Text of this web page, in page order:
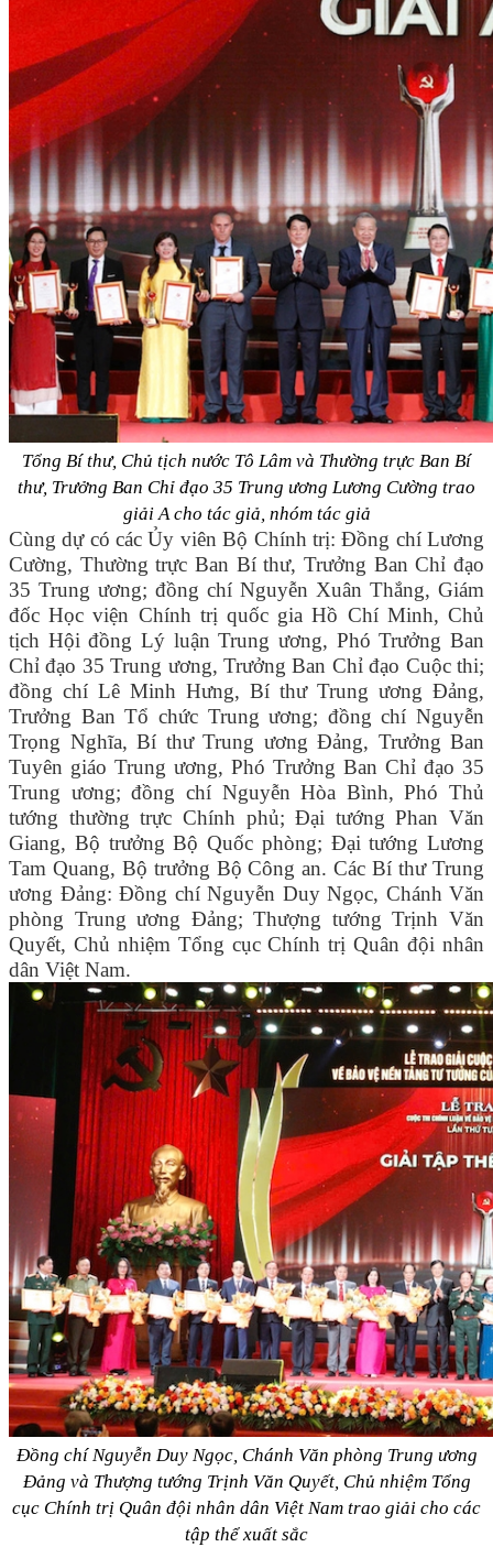
Tổng Bí thư, Chủ tịch nước Tô Lâm và Thường trực Ban Bí
thư, Trưởng Ban Chỉ đạo 35 Trung ương Lương Cường trao
giải A cho tác giả, nhóm tác giả
Cùng dự có các Ủy viên Bộ Chính trị: Đồng chí Lương
Cường, Thường trực Ban Bí thư, Trưởng Ban Chỉ đạo
35 Trung ương; đồng chí Nguyễn Xuân Thắng, Giám
đốc Học viện Chính trị quốc gia Hồ Chí Minh, Chủ
tịch Hội đồng Lý luận Trung ương, Phó Trưởng Ban
Chỉ đạo 35 Trung ương, Trưởng Ban Chỉ đạo Cuộc thi;
đồng chí Lê Minh Hưng, Bí thư Trung ương Đảng,
Trưởng Ban Tổ chức Trung ương; đồng chí Nguyễn
Trọng Nghĩa, Bí thư Trung ương Đảng, Trưởng Ban
Tuyên giáo Trung ương, Phó Trưởng Ban Chỉ đạo 35
Trung ương; đồng chí Nguyễn Hòa Bình, Phó Thủ
tướng thường trực Chính phủ; Đại tướng Phan Văn
Giang, Bộ trưởng Bộ Quốc phòng; Đại tướng Lương
Tam Quang, Bộ trưởng Bộ Công an. Các Bí thư Trung
ương Đảng: Đồng chí Nguyễn Duy Ngọc, Chánh Văn
phòng Trung ương Đảng; Thượng tướng Trịnh Văn
Quyết, Chủ nhiệm Tổng cục Chính trị Quân đội nhân
dân Việt Nam.
Đồng chí Nguyễn Duy Ngọc, Chánh Văn phòng Trung ương
Đảng và Thượng tướng Trịnh Văn Quyết, Chủ nhiệm Tổng
cục Chính trị Quân đội nhân dân Việt Nam trao giải cho các
tập thể xuất sắc